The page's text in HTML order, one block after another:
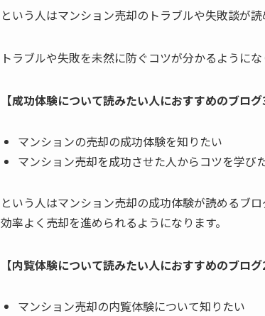
という人はマンション売却のトラブルや失敗談が
トラブルや失敗を未然に防ぐコツが分かるようにな
【成功体験について読みたい人におすすめのブログ
マンションの売却の成功体験を知りたい
マンション売却を成功させた人からコツを学び
という人はマンション売却の成功体験が読めるブ
効率よく売却を進められるようになります。
【内覧体験について読みたい人におすすめのブログ
マンション売却の内覧体験について知りたい